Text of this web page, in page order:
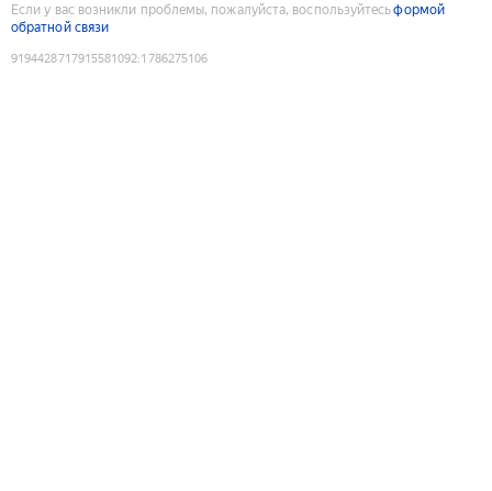
Если у вас возникли проблемы, пожалуйста, воспользуйтесьформой
обратной связи
9194428717915581092:1786275106